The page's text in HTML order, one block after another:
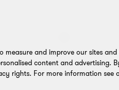
and improve our sites
content and advertising.
rights. For more information see